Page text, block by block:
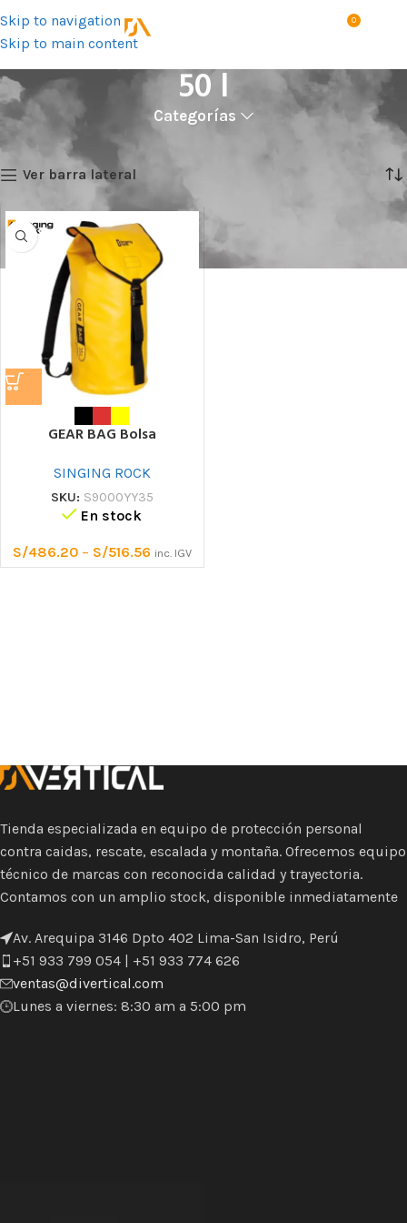
Skip to navigation
Skip to main content
MENÚ 0
50 l
Categorías
Talla del producto Mostrando el único resultado
Ver barra lateral
GEAR BAG Bolsa
SINGING ROCK
SKU: S9000YY35
En stock
S/486.20 – S/516.56 inc. IGV
Tienda especializada en equipo de protección personal
contra caidas, rescate, escalada y montaña. Ofrecemos equipo
técnico de marcas con reconocida calidad y trayectoria.
Contamos con un amplio stock, disponible inmediatamente
Av. Arequipa 3146 Dpto 402 Lima-San Isidro, Perú
+51 933 799 054 | +51 933 774 626
ventas@divertical.com
Lunes a viernes: 8:30 am a 5:00 pm